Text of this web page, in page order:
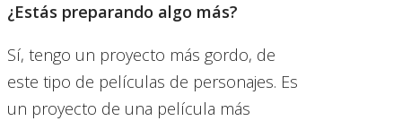
¿Estás preparando algo más?
Sí, tengo un proyecto más gordo, de
este tipo de películas de personajes. Es
un proyecto de una película más